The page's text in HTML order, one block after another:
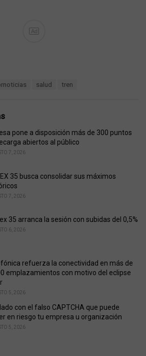
Ad
salud tren
pone a disposición más de 300 puntos
abiertos al público
7, 2026
35 busca consolidar sus máximos
7, 2026
35 arranca la sesión con subidas del 0,5%
6, 2026
refuerza la conectividad en más de
emplazamientos con motivo del eclipse
5, 2026
con el falso CAPTCHA que puede
en riesgo tu empresa u organización
5, 2026